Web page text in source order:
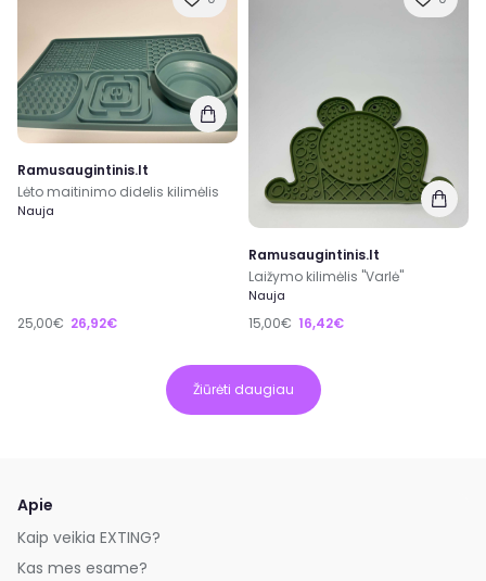
Ramusaugintinis.lt
Lėto maitinimo didelis kilimėlis
Nauja
25,00€ 26,92€
Ramusaugintinis.lt
Laižymo kilimėlis "Varlė"
Nauja
15,00€ 16,42€
Žiūrėti daugiau
Apie
Kaip veikia EXTING?
Kas mes esame?